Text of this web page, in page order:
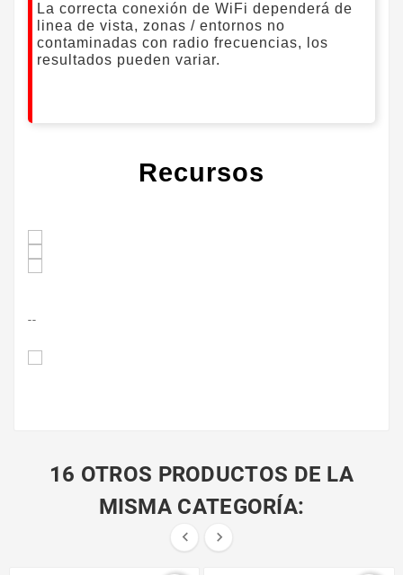
La correcta conexión de WiFi dependerá de
linea de vista, zonas / entornos no
contaminadas con radio frecuencias, los
resultados pueden variar.
Recursos
--
16 OTROS PRODUCTOS DE LA
MISMA CATEGORÍA:
 